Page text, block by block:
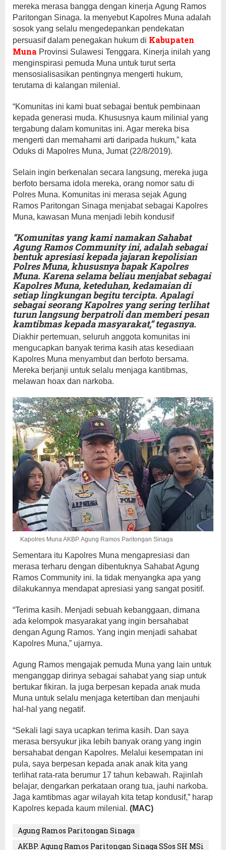
mereka merasa bangga dengan kinerja Agung Ramos
Paritongan Sinaga. Ia menyebut Kapolres Muna adalah
sosok yang selalu mengedepankan pendekatan
persuasif dalam penegakan hukum di Kabupaten
Muna Provinsi Sulawesi Tenggara. Kinerja inilah yang
menginspirasi pemuda Muna untuk turut serta
mensosialisasikan pentingnya mengerti hukum,
terutama di kalangan milenial.
“Komunitas ini kami buat sebagai bentuk pembinaan
kepada generasi muda. Khususnya kaum milinial yang
tergabung dalam komunitas ini. Agar mereka bisa
mengerti dan memahami arti daripada hukum,” kata
Oduks di Mapolres Muna, Jumat (22/8/2019).
Selain ingin berkenalan secara langsung, mereka juga
berfoto bersama idola mereka, orang nomor satu di
Polres Muna. Komunitas ini merasa sejak Agung
Ramos Paritongan Sinaga menjabat sebagai Kapolres
Muna, kawasan Muna menjadi lebih kondusif
“Komunitas yang kami namakan Sahabat
Agung Ramos Community ini, adalah sebagai
bentuk apresiasi kepada jajaran kepolisian
Polres Muna, khususnya bapak Kapolres
Muna. Karena selama beliau menjabat sebagai
Kapolres Muna, keteduhan, kedamaian di
setiap lingkungan begitu tercipta. Apalagi
sebagai seorang Kapolres yang sering terlihat
turun langsung berpatroli dan memberi pesan
kamtibmas kepada masyarakat,” tegasnya.
Diakhir pertemuan, seluruh anggota komunitas ini
mengucapkan banyak terima kasih atas kesediaan
Kapolres Muna menyambut dan berfoto bersama.
Mereka berjanji untuk selalu menjaga kantibmas,
melawan hoax dan narkoba.
Kapolres Muna AKBP. Agung Ramos Paritongan Sinaga
Sementara itu Kapolres Muna mengapresiasi dan
merasa terharu dengan dibentuknya Sahabat Agung
Ramos Community ini. Ia tidak menyangka apa yang
dilakukannya mendapat apresiasi yang sangat positif.
“Terima kasih. Menjadi sebuah kebanggaan, dimana
ada kelompok masyarakat yang ingin bersahabat
dengan Agung Ramos. Yang ingin menjadi sahabat
Kapolres Muna,” ujarnya.
Agung Ramos mengajak pemuda Muna yang lain untuk
menganggap dirinya sebagai sahabat yang siap untuk
bertukar fikiran. Ia juga berpesan kepada anak muda
Muna untuk selalu menjaga ketertiban dan menjauhi
hal-hal yang negatif.
“Sekali lagi saya ucapkan terima kasih. Dan saya
merasa bersyukur jika lebih banyak orang yang ingin
bersahabat dengan Kapolres. Melalui kesempatan ini
pula, saya berpesan kepada anak anak kita yang
terlihat rata-rata berumur 17 tahun kebawah. Rajinlah
belajar, dengarkan perkataan orang tua, jauhi narkoba.
Jaga kamtibmas agar wilayah kita tetap kondusif,” harap
Kapolres kepada kaum milenial. (MAC)
Agung Ramos Paritongan Sinaga
AKBP. Agung Ramos Paritongan Sinaga SSos SH MSi